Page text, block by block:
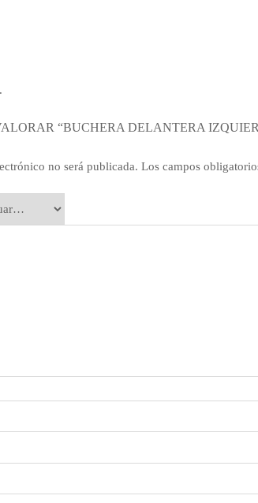
“BUCHERA DELANTERA
no será publicada. Los campos